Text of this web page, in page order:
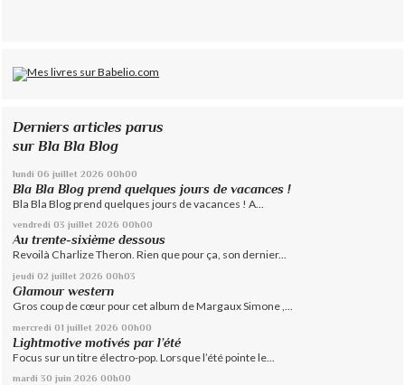
Derniers articles parus
sur Bla Bla Blog
lundi 06 juillet 2026 00h00
Bla Bla Blog prend quelques jours de vacances !
Bla Bla Blog prend quelques jours de vacances ! A...
vendredi 03 juillet 2026 00h00
Au trente-sixième dessous
Revoilà Charlize Theron. Rien que pour ça, son dernier...
jeudi 02 juillet 2026 00h03
Glamour western
Gros coup de cœur pour cet album de Margaux Simone ,...
mercredi 01 juillet 2026 00h00
Lightmotive motivés par l’été
Focus sur un titre électro-pop. Lorsque l’été pointe le...
mardi 30 juin 2026 00h00